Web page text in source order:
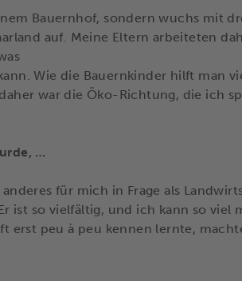
Bauernhof, sondern wuchs mit
auf. Meine Eltern arbeiteten
Wie die Bauernkinder hilft man
war die Öko-Richtung, die ich
…
für mich in Frage als
ist so vielfältig, und ich kann so viel
erst peu à peu kennen lernte,